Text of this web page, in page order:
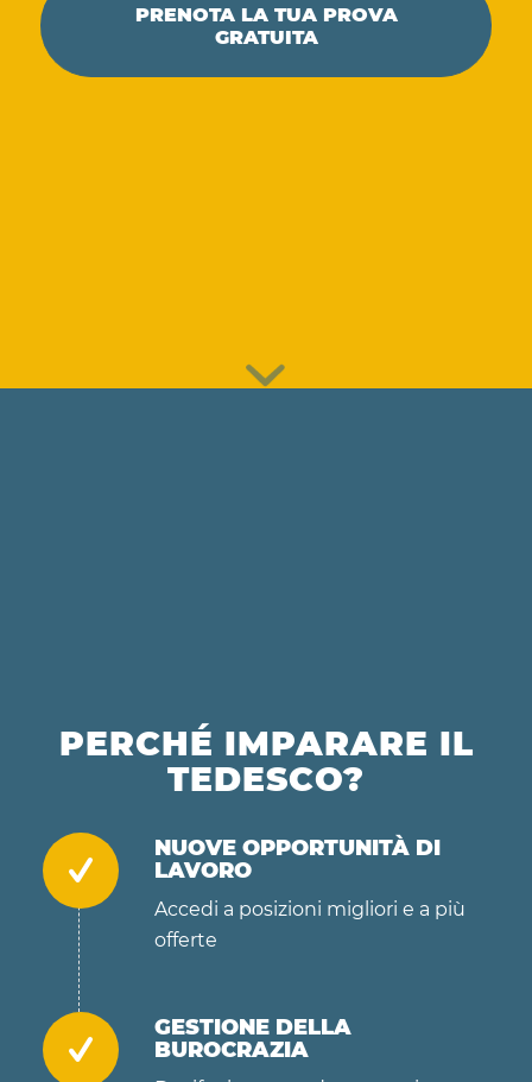
PRENOTA LA TUA PROVA
GRATUITA
PERCHÉ IMPARARE IL
TEDESCO?
NUOVE OPPORTUNITÀ DI
LAVORO
Accedi a posizioni migliori e a più
offerte
GESTIONE DELLA
BUROCRAZIA